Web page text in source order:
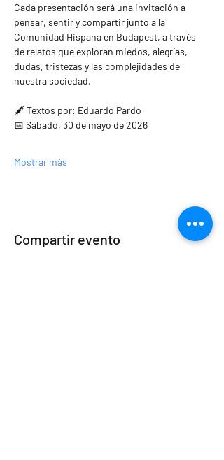
Cada presentación será una invitación a
pensar, sentir y compartir junto a la
Comunidad Hispana en Budapest, a través
de relatos que exploran miedos, alegrías,
dudas, tristezas y las complejidades de
nuestra sociedad.
🖋️ Textos por: Eduardo Pardo
📅 Sábado, 30 de mayo de 2026
Mostrar más
Compartir evento